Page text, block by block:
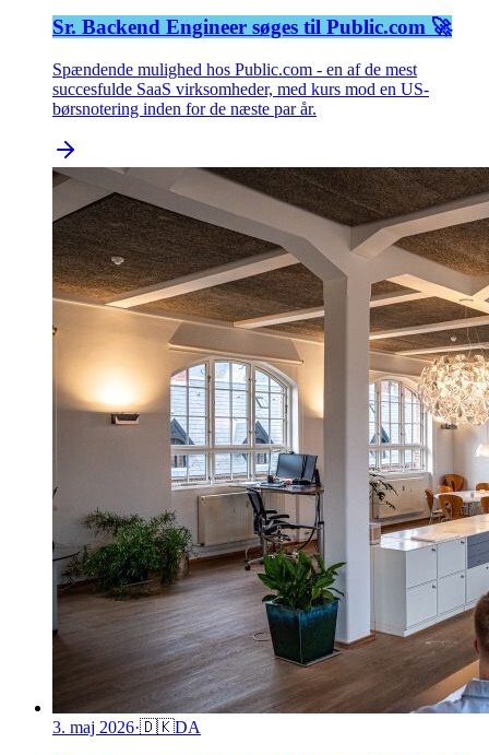
Sr. Backend Engineer søges til Public.com 🚀
Spændende mulighed hos Public.com - en af de mest
succesfulde SaaS virksomheder, med kurs mod en US-
børsnotering inden for de næste par år.
3. maj 2026·🇩🇰DA